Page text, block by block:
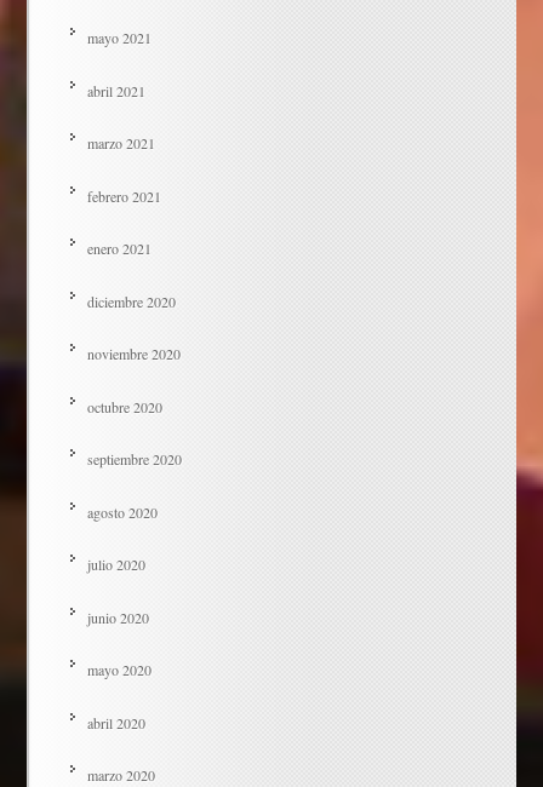
mayo 2021
abril 2021
marzo 2021
febrero 2021
enero 2021
diciembre 2020
noviembre 2020
octubre 2020
septiembre 2020
agosto 2020
julio 2020
junio 2020
mayo 2020
abril 2020
marzo 2020